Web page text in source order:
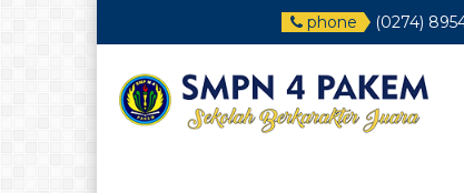
phone (0274)